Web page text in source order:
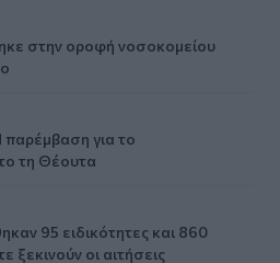
στην οροφή νοσοκομείου
παρέμβαση για το
τη Θέουτα
95 ειδικότητες και 860
οι αιτήσεις